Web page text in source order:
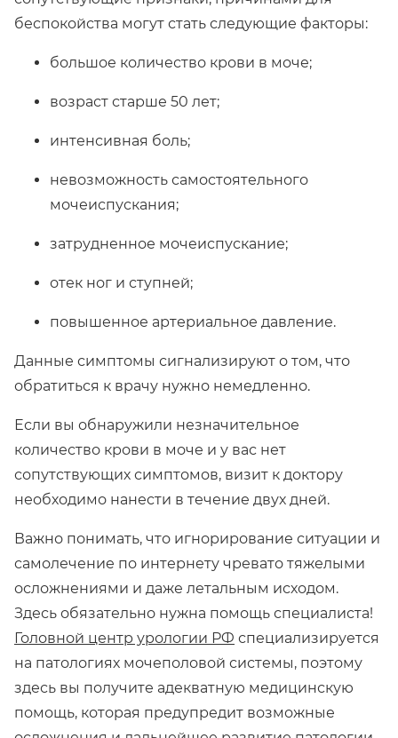
беспокойства могут стать следующие факторы:
большое количество крови в моче;
возраст старше 50 лет;
интенсивная боль;
невозможность самостоятельного
мочеиспускания;
затрудненное мочеиспускание;
отек ног и ступней;
повышенное артериальное давление.
Данные симптомы сигнализируют о том, что
обратиться к врачу нужно немедленно.
Если вы обнаружили незначительное
количество крови в моче и у вас нет
сопутствующих симптомов, визит к доктору
необходимо нанести в течение двух дней.
Важно понимать, что игнорирование ситуации и
самолечение по интернету чревато тяжелыми
осложнениями и даже летальным исходом.
Здесь обязательно нужна помощь специалиста!
Головной центр урологии РФ специализируется
на патологиях мочеполовой системы, поэтому
здесь вы получите адекватную медицинскую
помощь, которая предупредит возможные